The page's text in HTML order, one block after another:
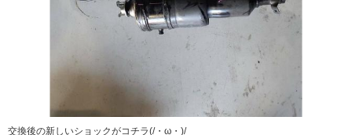
交換後の新しいショックがコチラ(/・ω・)/